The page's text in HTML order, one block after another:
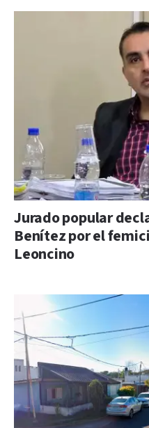
Jurado popular
Benítez por el
Leoncino